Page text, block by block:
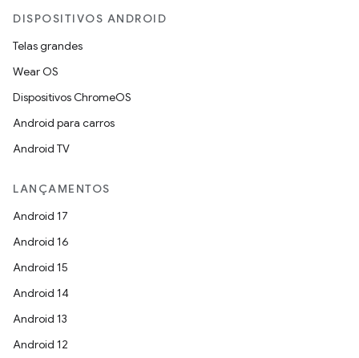
DISPOSITIVOS ANDROID
Telas grandes
Wear OS
Dispositivos ChromeOS
Android para carros
Android TV
LANÇAMENTOS
Android 17
Android 16
Android 15
Android 14
Android 13
Android 12